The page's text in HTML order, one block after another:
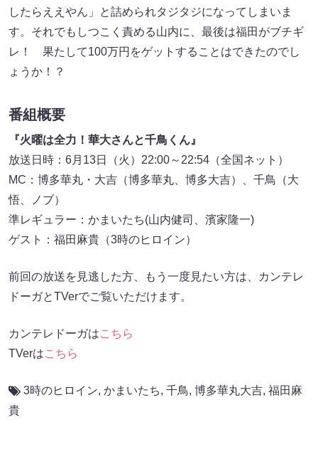
したらええやん」と詰められタジタジになってしまいま
す。それでもしつこく責める山内に、最後は福田がブチギ
レ！ 果たして100万円をゲットすることはできたのでし
ょうか！？
番組概要
『火曜は全力！華大さんと千鳥くん』
放送日時：6月13日（火）22:00～22:54（全国ネット）
MC：博多華丸・大吉（博多華丸、博多大吉）、千鳥（大
悟、ノブ）
準レギュラー：かまいたち(山内健司、濱家隆一)
ゲスト：福田麻貴（3時のヒロイン）
前回の放送を見逃した方、もう一度見たい方は、カンテレ
ドーガとTVerでご覧いただけます。
カンテレドーガはこちら
TVerはこちら
3時のヒロイン, かまいたち, 千鳥, 博多華丸大吉, 福田麻
貴